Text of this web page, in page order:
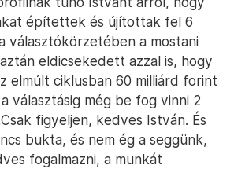
építettek és újítottak fel 6
választókörzetében a mostani
eldicsekedett azzal is, hogy
elmúlt ciklusban 60 milliárd forint
választásig még be fog vinni 2
figyeljen, kedves István. És
bukta, és nem ég a seggünk,
fogalmazni, a munkát